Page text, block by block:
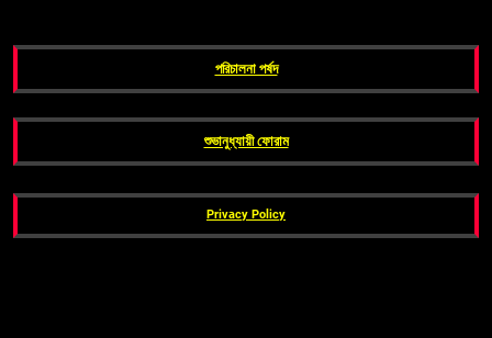
পরিচালনা পর্ষদ
শুভানুধ্যায়ী ফোরাম
Privacy Policy